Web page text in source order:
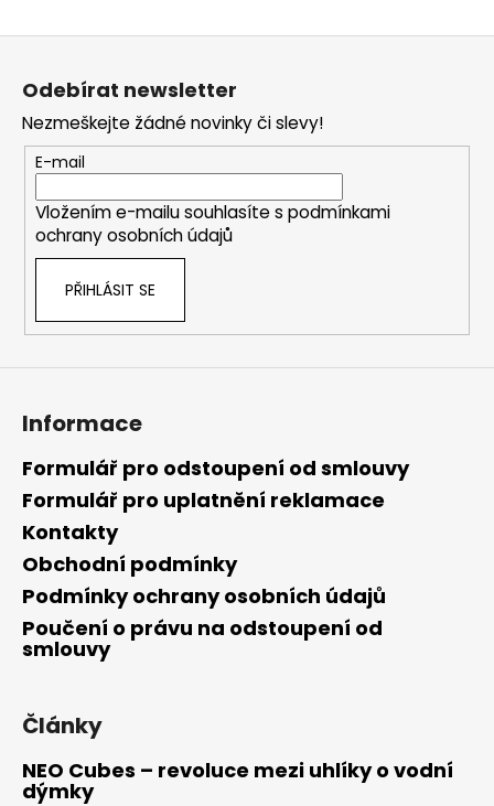
Odebírat newsletter
Nezmeškejte žádné novinky či slevy!
E-mail
Vložením e-mailu souhlasíte s podmínkami
ochrany osobních údajů
PŘIHLÁSIT SE
Informace
Formulář pro odstoupení od smlouvy
Formulář pro uplatnění reklamace
Kontakty
Obchodní podmínky
Podmínky ochrany osobních údajů
Poučení o právu na odstoupení od
smlouvy
Články
NEO Cubes – revoluce mezi uhlíky o vodní
dýmky